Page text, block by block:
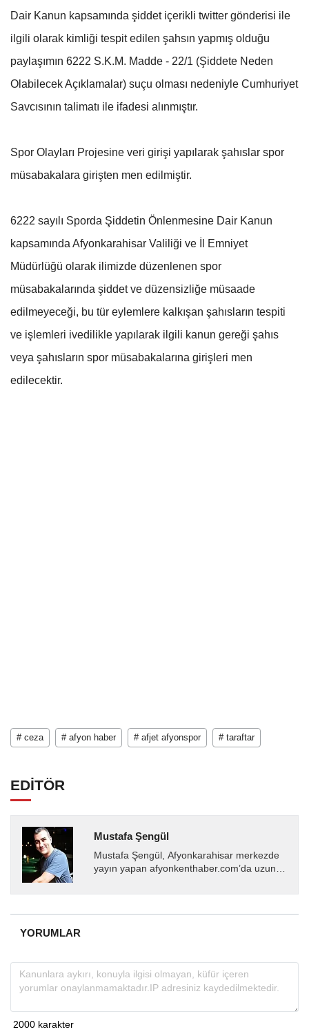
Dair Kanun kapsamında şiddet içerikli twitter gönderisi ile
ilgili olarak kimliği tespit edilen şahsın yapmış olduğu
paylaşımın 6222 S.K.M. Madde - 22/1 (Şiddete Neden
Olabilecek Açıklamalar) suçu olması nedeniyle Cumhuriyet
Savcısının talimatı ile ifadesi alınmıştır.
Spor Olayları Projesine veri girişi yapılarak şahıslar spor
müsabakalara girişten men edilmiştir.
6222 sayılı Sporda Şiddetin Önlenmesine Dair Kanun
kapsamında Afyonkarahisar Valiliği ve İl Emniyet
Müdürlüğü olarak ilimizde düzenlenen spor
müsabakalarında şiddet ve düzensizliğe müsaade
edilmeyeceği, bu tür eylemlere kalkışan şahısların tespiti
ve işlemleri ivedilikle yapılarak ilgili kanun gereği şahıs
veya şahısların spor müsabakalarına girişleri men
edilecektir.
# ceza # afyon haber # afjet afyonspor # taraftar
EDİTÖR
Mustafa Şengül
Mustafa Şengül, Afyonkarahisar merkezde
yayın yapan afyonkenthaber.com’da uzun
almakta, haber akışı...
YORUMLAR